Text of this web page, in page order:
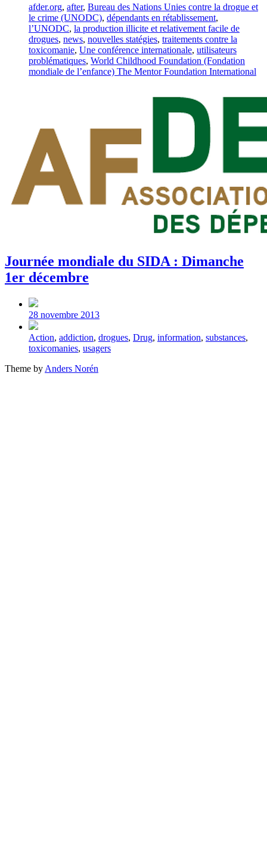
Tagged
with
afder.org, after, Bureau des Nations Unies contre la drogue et
le crime (UNODC), dépendants en rétablissement,
l’UNODC, la production illicite et relativement facile de
drogues, news, nouvelles statégies, traitements contre la
toxicomanie, Une conférence internationale, utilisateurs
problématiques, World Childhood Foundation (Fondation
mondiale de l’enfance) The Mentor Foundation International
Journée mondiale du SIDA : Dimanche
1er décembre
Post
date
28 novembre 2013
Tagged
with
Action, addiction, drogues, Drug, information, substances,
toxicomanies, usagers
Theme by Anders Norén